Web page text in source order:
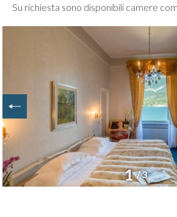
1 / 3
Su richiesta sono disponibili camere